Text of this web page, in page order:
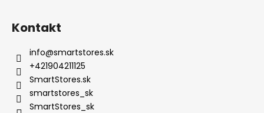
Kontakt
info@smartstores.sk
+421904211125
SmartStores.sk
smartstores_sk
SmartStores_sk